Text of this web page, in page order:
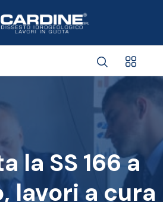
la SS 166 a
lavori a cura